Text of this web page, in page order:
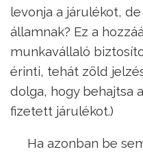
levonja a járulékot,
államnak? Ez a
munkavállaló
érinti, tehát zöld
dolga, hogy behajtsa
fizetett járulékot.)
Ha azonban be